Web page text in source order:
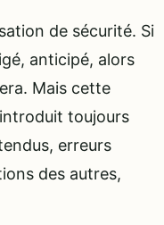
de sécurité. Si
anticipé, alors
Mais cette
toujours
erreurs
des autres,